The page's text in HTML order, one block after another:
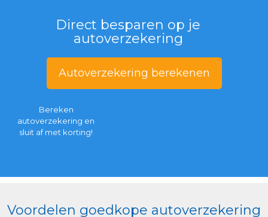
Direct besparen op je
autoverzekering
Autoverzekering berekenen
Bereken
autoverzekering en
sluit af met korting!
Voordelen goedkope autoverzekering